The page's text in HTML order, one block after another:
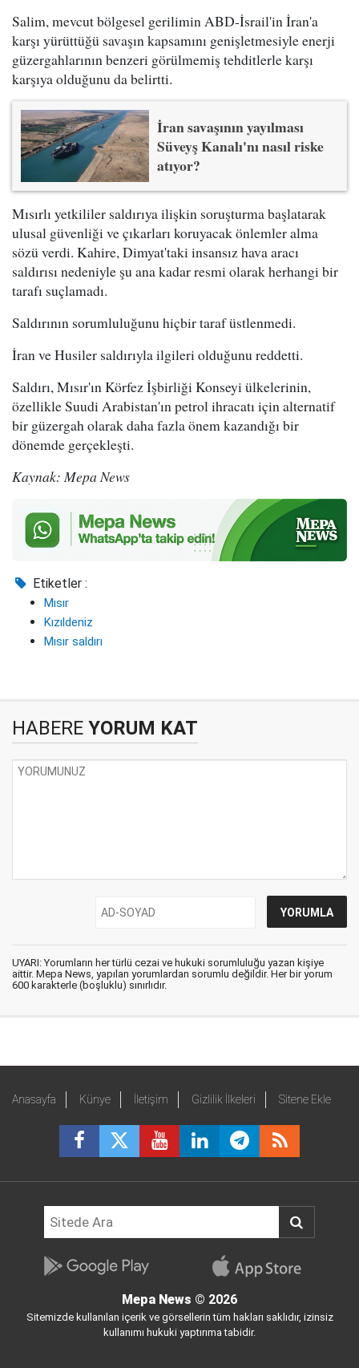
Salim, mevcut bölgesel gerilimin ABD-İsrail'in İran'a
karşı yürüttüğü savaşın kapsamını genişletmesiyle enerji
güzergahlarının benzeri görülmemiş tehditlerle karşı
karşıya olduğunu da belirtti.
İran savaşının yayılması
Süveyş Kanalı'nı nasıl riske
atıyor?
Mısırlı yetkililer saldırıya ilişkin soruşturma başlatarak
ulusal güvenliği ve çıkarları koruyacak önlemler alma
sözü verdi. Kahire, Dimyat'taki insansız hava aracı
saldırısı nedeniyle şu ana kadar resmi olarak herhangi bir
tarafı suçlamadı.
Saldırının sorumluluğunu hiçbir taraf üstlenmedi.
İran ve Husiler saldırıyla ilgileri olduğunu reddetti.
Saldırı, Mısır'ın Körfez İşbirliği Konseyi ülkelerinin,
özellikle Suudi Arabistan'ın petrol ihracatı için alternatif
bir güzergah olarak daha fazla önem kazandığı bir
dönemde gerçekleşti.
Kaynak: Mepa News
Etiketler :
Mısır
Kızıldeniz
Mısır saldırı
HABERE YORUM KAT
UYARI: Yorumların her türlü cezai ve hukuki sorumluluğu yazan kişiye
aittir. Mepa News, yapılan yorumlardan sorumlu değildir. Her bir yorum
600 karakterle (boşluklu) sınırlıdır.
Anasayfa Künye İletişim Gizlilik İlkeleri Sitene Ekle
Mepa News © 2026
Sitemizde kullanılan içerik ve görsellerin tüm hakları saklıdır, izinsiz
kullanımı hukuki yaptırıma tabidir.